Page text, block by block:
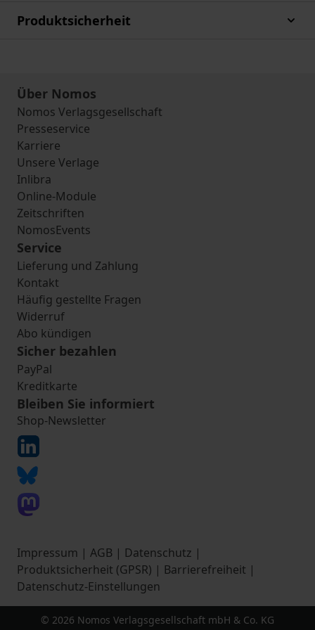
Produktsicherheit
Über Nomos
Nomos Verlagsgesellschaft
Presseservice
Karriere
Unsere Verlage
Inlibra
Online-Module
Zeitschriften
NomosEvents
Service
Lieferung und Zahlung
Kontakt
Häufig gestellte Fragen
Widerruf
Abo kündigen
Sicher bezahlen
PayPal
Kreditkarte
Bleiben Sie informiert
Shop-Newsletter
Impressum | AGB | Datenschutz |
Produktsicherheit (GPSR) | Barrierefreiheit |
Datenschutz-Einstellungen
© 2026 Nomos Verlagsgesellschaft mbH & Co. KG